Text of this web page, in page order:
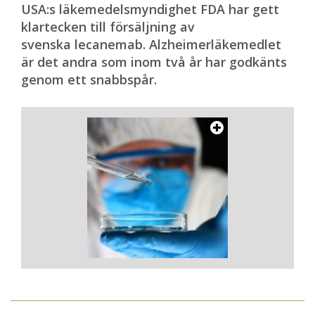
USA:s läkemedelsmyndighet FDA har gett
klartecken till försäljning av
svenska lecanemab. Alzheimerläkemedlet
är det andra som inom två år har godkänts
genom ett snabbspår.